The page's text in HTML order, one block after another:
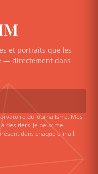
et portraits que les
— directement dans
du journalisme. Mes
des tiers. Je peux me
dans chaque e-mail.